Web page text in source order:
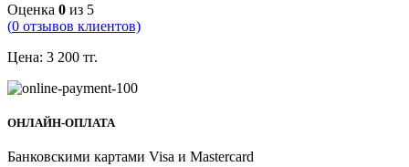
Оценка 0 из 5
(0 отзывов клиентов)
Цена: 3 200 тг.
ОНЛАЙН-ОПЛАТА
Банковскими картами Visa и Mastercard